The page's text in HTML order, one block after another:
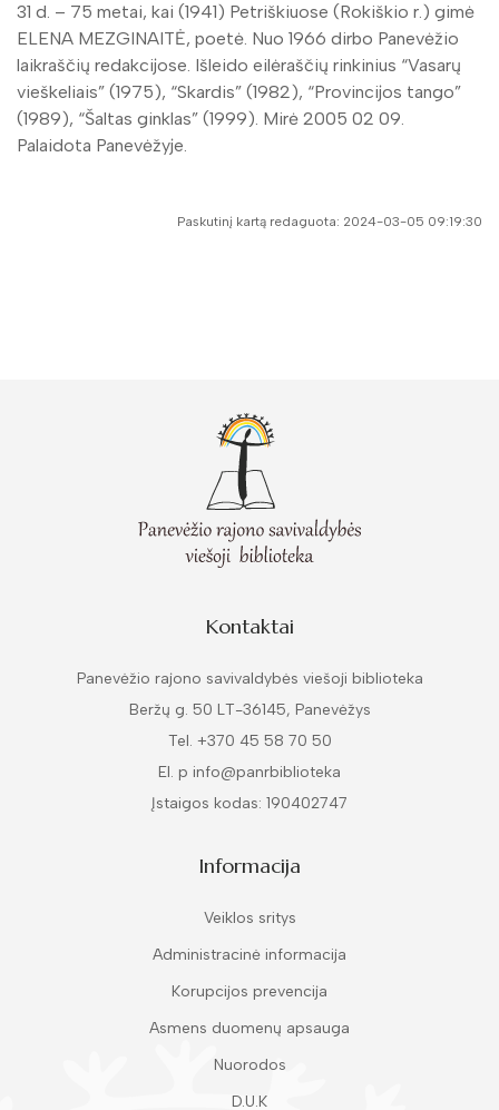
31 d. – 75 metai, kai (1941) Petriškiuose (Rokiškio r.) gimė
ELENA MEZGINAITĖ, poetė. Nuo 1966 dirbo Panevėžio
laikraščių redakcijose. Išleido eilėraščių rinkinius “Vasarų
vieškeliais” (1975), “Skardis” (1982), “Provincijos tango”
(1989), “Šaltas ginklas” (1999). Mirė 2005 02 09.
Palaidota Panevėžyje.
Paskutinį kartą redaguota: 2024-03-05 09:19:30
Kontaktai
Panevėžio rajono savivaldybės viešoji biblioteka
Beržų g. 50 LT-36145, Panevėžys
Tel. +370 45 58 70 50
El. p info@panrbiblioteka
Įstaigos kodas: 190402747
Informacija
Veiklos sritys
Administracinė informacija
Korupcijos prevencija
Asmens duomenų apsauga
Nuorodos
D.U.K